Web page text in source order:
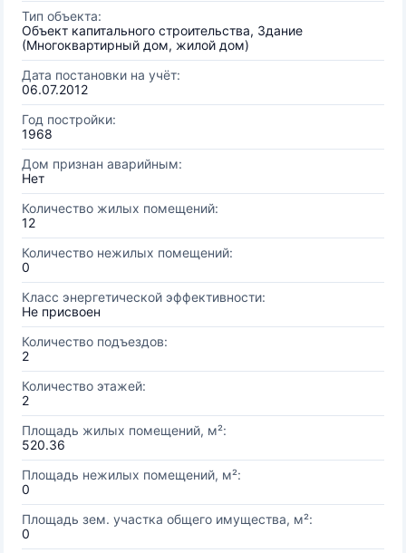
Тип объекта:
Объект капитального строительства, Здание
(Многоквартирный дом, жилой дом)
Дата постановки на учёт:
06.07.2012
Год постройки:
1968
Дом признан аварийным:
Нет
Количество жилых помещений:
12
Количество нежилых помещений:
0
Класс энергетической эффективности:
Не присвоен
Количество подъездов:
2
Количество этажей:
2
Площадь жилых помещений, м²:
520.36
Площадь нежилых помещений, м²:
0
Площадь зем. участка общего имущества, м²:
0